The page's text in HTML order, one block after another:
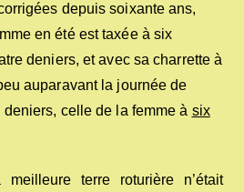
depuis soixante ans,
en été est taxée à six
deniers, et avec sa charrette à
auparavant la journée de
deniers, celle de la femme à six
terre roturière n’était